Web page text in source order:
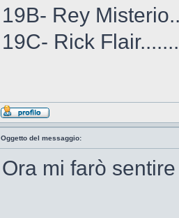
19B- Rey
19C- Rick
Oggetto del messaggio:
Ora mi farò